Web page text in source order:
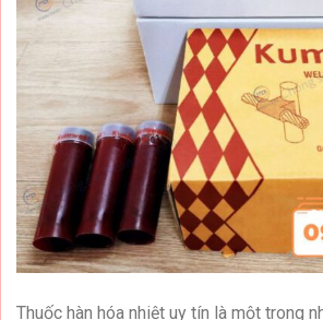
Thuốc hàn hóa nhiệt uy tín là một trong